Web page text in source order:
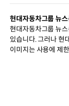
현대자동차그룹 뉴
현대자동차그룹 뉴
있습니다. 그러나 현
이미지는 사용에 제